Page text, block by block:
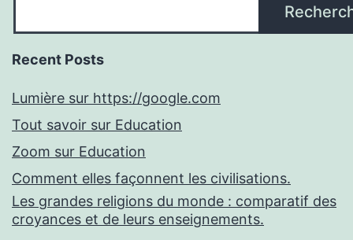
Recent Posts
Lumière sur https://google.com
Tout savoir sur Education
Zoom sur Education
Comment elles façonnent les civilisations.
Les grandes religions du monde : comparatif des
croyances et de leurs enseignements.